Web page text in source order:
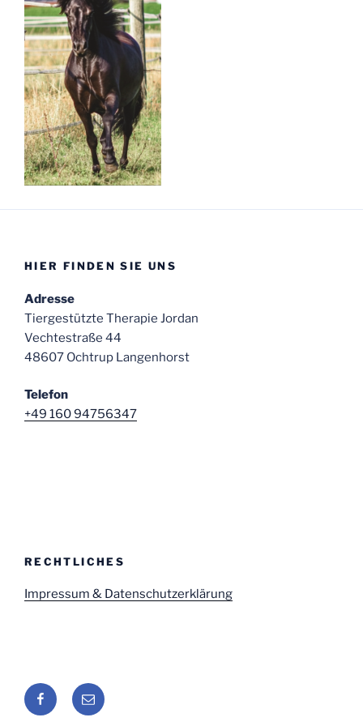
HIER FINDEN SIE UNS
Adresse
Tiergestützte Therapie Jordan
Vechtestraße 44
48607 Ochtrup Langenhorst
Telefon
+49 160 94756347
RECHTLICHES
Impressum & Datenschutzerklärung
Facebook
E-
Mail